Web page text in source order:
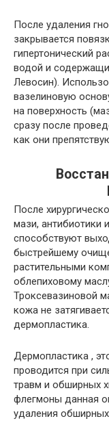
После удаления
закрывается
гипертонический
водой и
Левосин).
вазелиновую
на поверхность
сразу после
как они
После
мази, антибиотики
способствуют
быстрейшему
растительными
облепиховому
Троксевазиновой
кожа не
дермопластика.
Дермопластика ,
проводится при
травм и обширных
флегмоны данная
удаления